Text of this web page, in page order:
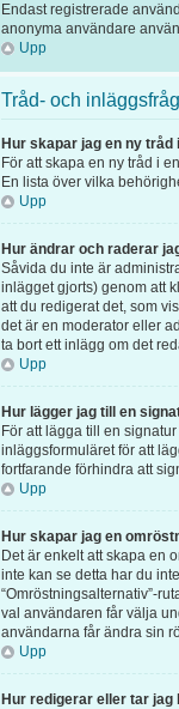
Endast registrerade
anonyma användare
Upp
Tråd- och
Hur skapar jag en ny tråd
För att skapa en ny tråd i
En lista över vilka
Upp
Hur ändrar och raderar
Såvida du inte är
inlägget gjorts) genom att
att du redigerat det, som
det är en moderator eller
ta bort ett inlägg om det
Upp
Hur lägger jag till en
För att lägga till en
inläggsformuläret för att
fortfarande förhindra att
Upp
Hur skapar jag en
Det är enkelt att skapa en
inte kan se detta har du
“Omröstningsalternativ”-
val användaren får välja
användarna får ändra sin
Upp
Hur redigerar eller tar jag